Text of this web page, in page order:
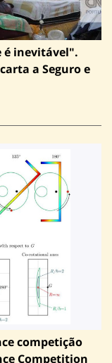
é inevitável".
a Seguro e
competição
Competition